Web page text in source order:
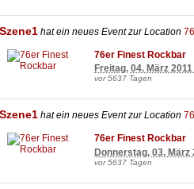
Szene1 hat ein neues Event zur Location
76er Finest Rockbar
Freitag, 04. März
vor 5637 Tagen
Szene1 hat ein neues Event zur Location
76er Finest Rockbar
Donnerstag, 03. März
vor 5637 Tagen